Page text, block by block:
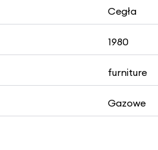
Cegła
1980
furniture
Gazowe